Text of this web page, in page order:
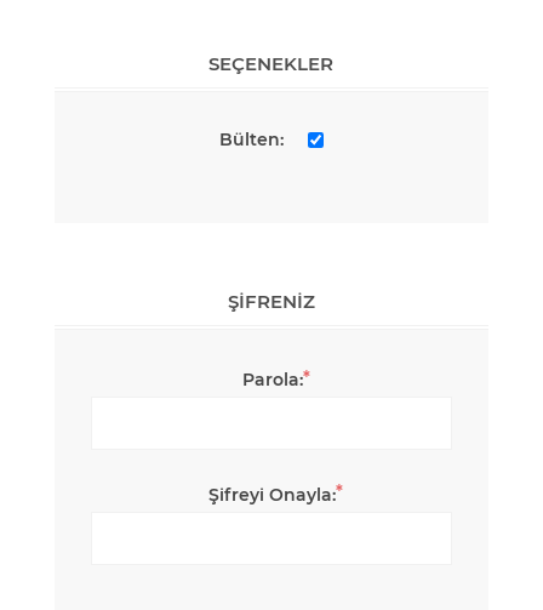
SEÇENEKLER
Bülten:
ŞIFRENIZ
Parola:*
Şifreyi Onayla:*